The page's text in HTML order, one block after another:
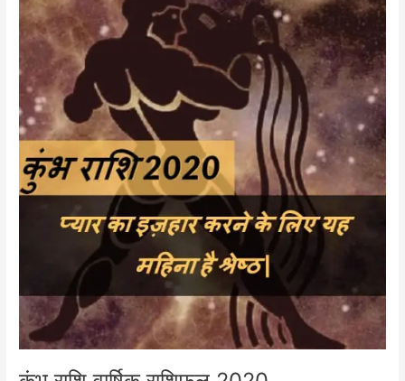
राशि
वार्षिक
राशिफल
2020